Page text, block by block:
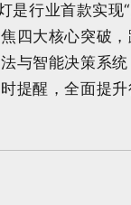
是行业首款实现
四大核心突破
与智能决策系
提醒，全面提